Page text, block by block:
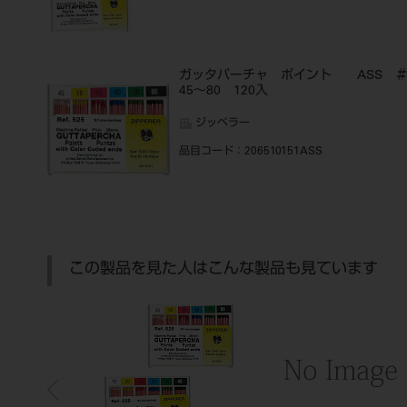
ガッタパーチャ ポイント ASS ＃
45～80 120入
ジッペラー
品目コード ：206510151ASS
この製品を見た人はこんな製品も見ています